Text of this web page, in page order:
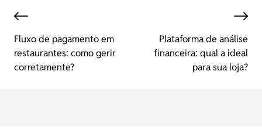
Fluxo de pagamento em
restaurantes: como gerir
corretamente?
Plataforma de análise
financeira: qual a ideal
para sua loja?